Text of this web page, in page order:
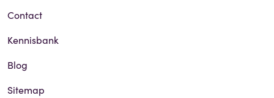
Contact
Kennisbank
Blog
Sitemap